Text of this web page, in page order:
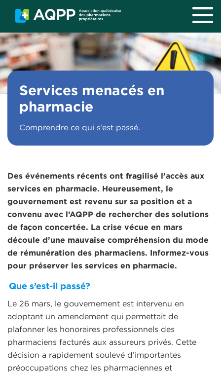
Aller au contenu principal
Services menacés en
pharmacie
Comprendre ce qui s’est passé.
Des événements récents ont fragilisé l’accès aux
services en pharmacie. Heureusement, le
gouvernement est revenu sur sa position et a
convenu avec l’AQPP de rechercher des solutions
de façon concertée. La crise vécue en mars
découle d’une mauvaise compréhension du mode
de rémunération des pharmaciens. Informez-vous
pour préserver les services en pharmacie.
Que s’est-il passé?
Le 26 mars, le gouvernement est intervenu en
adoptant un amendement qui permettait de
plafonner les honoraires professionnels des
pharmaciens facturés aux assureurs privés. Cette
décision a rapidement soulevé d’importantes
préoccupations chez les pharmaciennes et